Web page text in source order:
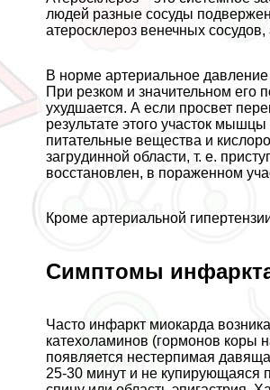
людей разные сосуды
атеросклероз венечных
В норме артериальное
При резком и значительном его
ухудшается. А если просвет
результате этого участок
питательные вещества и
загpyдинной области, т. е.
восстановлен, в пораженном
Кроме артериальной
Симптомы
Часто инфаркт миокарда
катехоламинов (гормонов коры
появляется нестерпимая
25-30 минут и не купирующаяся